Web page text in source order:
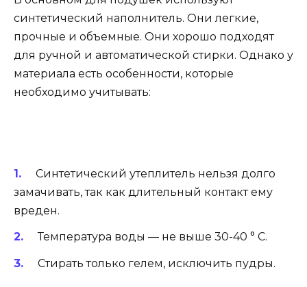
синтетический наполнитель. Они легкие,
прочные и объемные. Они хорошо подходят
для ручной и автоматической стирки. Однако у
материала есть особенности, которые
необходимо учитывать:
Синтетический утеплитель нельзя долго
замачивать, так как длительный контакт ему
вреден.
Температура воды — не выше 30-40 ° С.
Стирать только гелем, исключить пудры.